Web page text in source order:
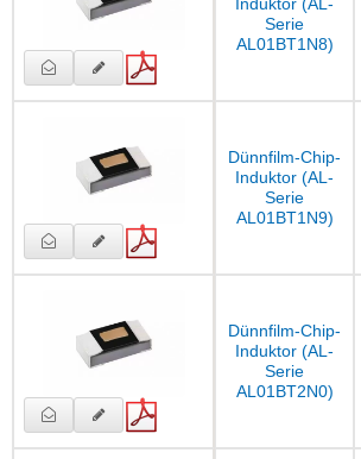
Serie
AL01BT1N8)
Dünnfilm-Chip-
Induktor (AL-
Serie
AL01BT1N9)
Dünnfilm-Chip-
Induktor (AL-
Serie
AL01BT2N0)